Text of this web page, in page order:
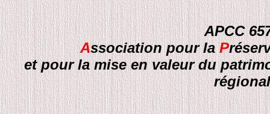
APCC
Association pour la P
et pour la mise en valeur du
régional